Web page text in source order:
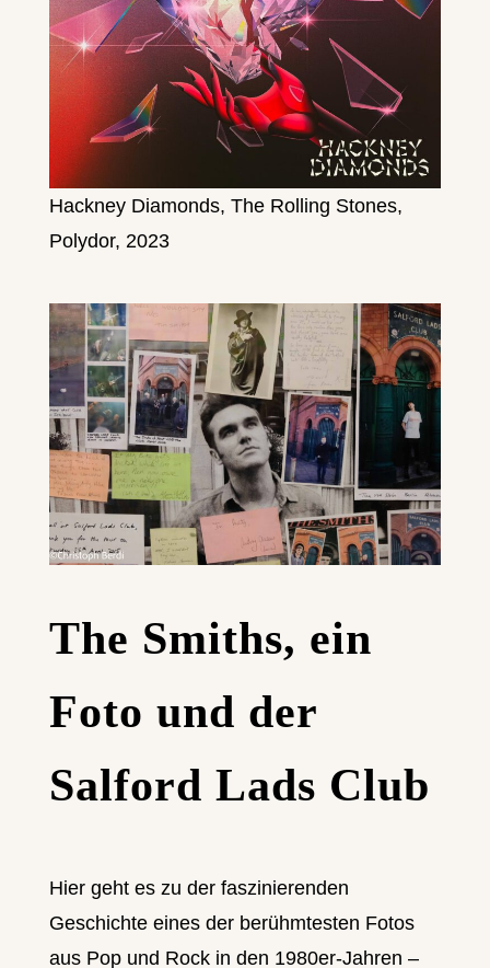
Hackney Diamonds, The Rolling Stones,
Polydor, 2023
The Smiths, ein
Foto und der
Salford Lads Club
Hier geht es zu der faszinierenden
Geschichte eines der berühmtesten Fotos
aus Pop und Rock in den 1980er-Jahren –